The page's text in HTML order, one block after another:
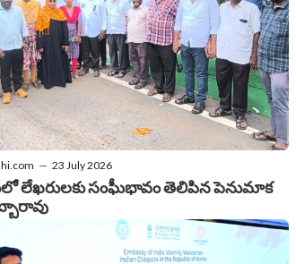
— 23 July 2026
లేఖరులకు సంఘీభావం తెలిపిన పెనుమాక